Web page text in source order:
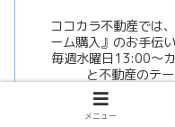
ココカラ不動産では
ーム購入』のお手伝
毎週水曜日13:00〜
と不動産のテ
メニュー